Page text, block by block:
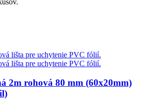
2m rohová 80 mm (60x20mm)